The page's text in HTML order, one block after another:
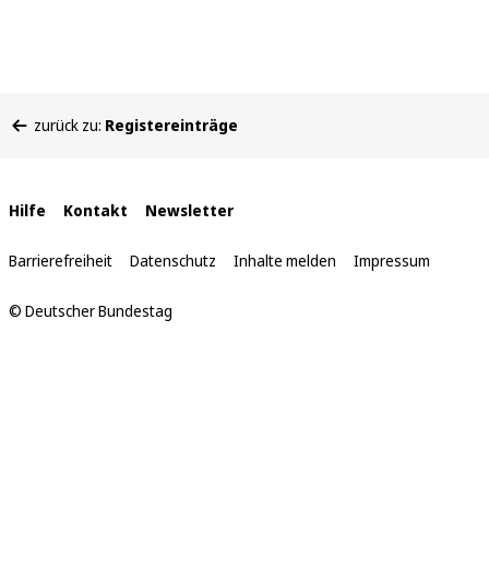
befinden
zurück zu: Registereinträge
Interne
Links
Hilfe Kontakt Newsletter
Barrierefreiheit Datenschutz Inhalte melden Impressum
© Deutscher Bundestag